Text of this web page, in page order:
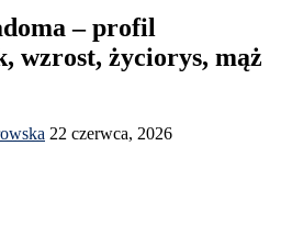
– profil
wzrost, życiorys, mąż
22 czerwca, 2026